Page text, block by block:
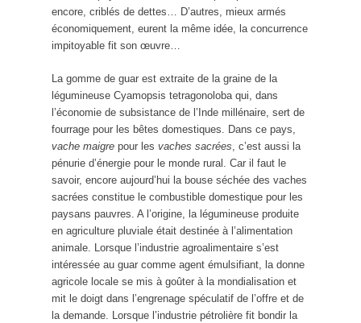
encore, criblés de dettes… D’autres, mieux armés
économiquement, eurent la même idée, la concurrence
impitoyable fit son œuvre…
La gomme de guar est extraite de la graine de la
légumineuse Cyamopsis tetragonoloba qui, dans
l’économie de subsistance de l’Inde millénaire, sert de
fourrage pour les bêtes domestiques. Dans ce pays,
vache maigre pour les vaches sacrées , c’est aussi la
pénurie d’énergie pour le monde rural. Car il faut le
savoir, encore aujourd’hui la bouse séchée des vaches
sacrées constitue le combustible domestique pour les
paysans pauvres. A l’origine, la légumineuse produite
en agriculture pluviale était destinée à l’alimentation
animale. Lorsque l’industrie agroalimentaire s’est
intéressée au guar comme agent émulsifiant, la donne
agricole locale se mis à goûter à la mondialisation et
mit le doigt dans l’engrenage spéculatif de l’offre et de
la demande. Lorsque l’industrie pétrolière fit bondir la